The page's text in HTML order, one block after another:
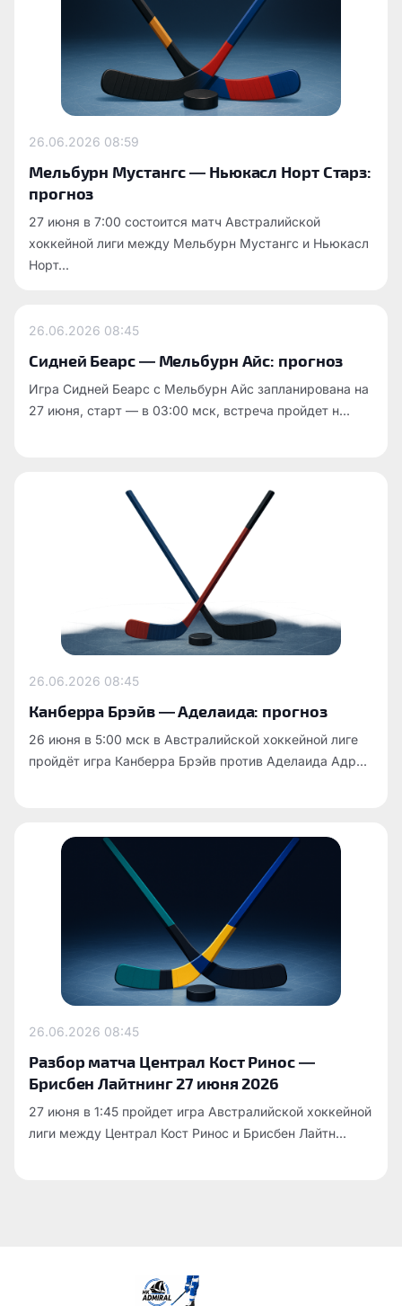
26.06.2026 08:59
Мельбурн Мустангс — Ньюкасл Норт Старз:
прогноз
27 июня в 7:00 состоится матч Австралийской
хоккейной лиги между Мельбурн Мустангс и Ньюкасл
Норт...
26.06.2026 08:45
Сидней Беарс — Мельбурн Айс: прогноз
Игра Сидней Беарс с Мельбурн Айс запланирована на
27 июня, старт — в 03:00 мск, встреча пройдет н...
26.06.2026 08:45
Канберра Брэйв — Аделаида: прогноз
26 июня в 5:00 мск в Австралийской хоккейной лиге
пройдёт игра Канберра Брэйв против Аделаида Адр...
26.06.2026 08:45
Разбор матча Централ Кост Ринос —
Брисбен Лайтнинг 27 июня 2026
27 июня в 1:45 пройдет игра Австралийской хоккейной
лиги между Централ Кост Ринос и Брисбен Лайтн...